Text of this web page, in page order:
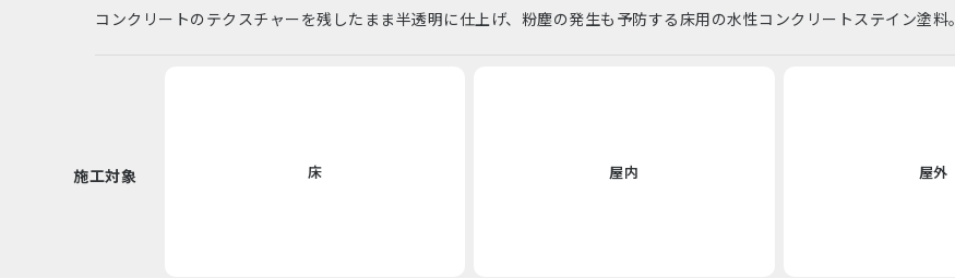
コンクリートのテクスチャーを残したまま半透明に仕上げ、粉塵の発生も予防する床用の水性コンクリートステイン塗料。
施工対象 床 屋内 屋外